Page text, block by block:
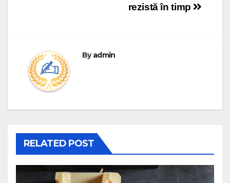
rezistă în timp
Byadmin
RELATED POST